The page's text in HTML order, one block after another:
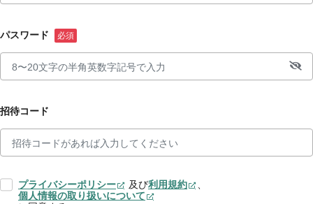
パスワード
招待コード
プライバシーポリシー 及び利用規約
、
個人情報の取り扱いについて